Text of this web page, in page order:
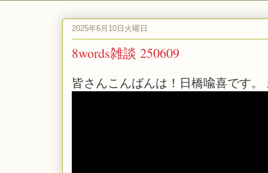
2025年6月10日火曜日
8words雑談 250609
皆さんこんばんは！日橋喩喜です